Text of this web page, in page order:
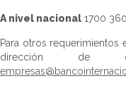
A nivel nacional 1700
Para otros requerimientos
dirección de